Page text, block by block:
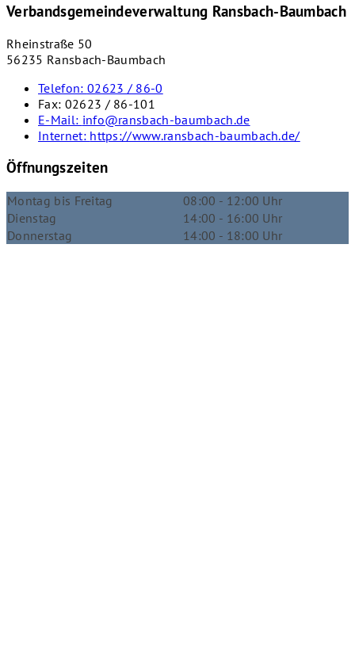
Verbandsgemeindeverwaltung Ransbach-Baumbach
Rheinstraße 50
56235 Ransbach-Baumbach
Telefon: 02623 / 86-0
Fax: 02623 / 86-101
E-Mail: info@ransbach-baumbach.de
Internet: https://www.ransbach-baumbach.de/
Öffnungszeiten
Montag bis Freitag
08:00 - 12:00 Uhr
Dienstag
14:00 - 16:00 Uhr
Donnerstag
14:00 - 18:00 Uhr